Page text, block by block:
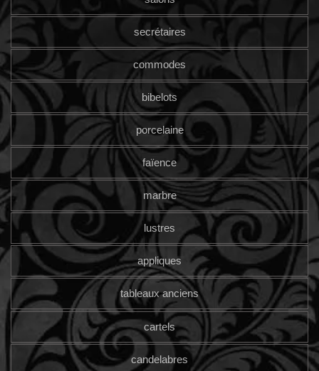
secrétaires
commodes
bibelots
porcelaine
faïence
marbre
lustres
appliques
tableaux anciens
cartels
candelabres